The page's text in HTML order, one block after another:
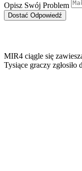
Opisz Swój Problem
Dostać Odpowiedź
MIR4 ciągle się
Tysiące graczy zgłosiło